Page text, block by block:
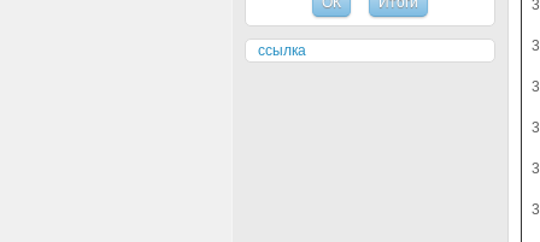
ссылка